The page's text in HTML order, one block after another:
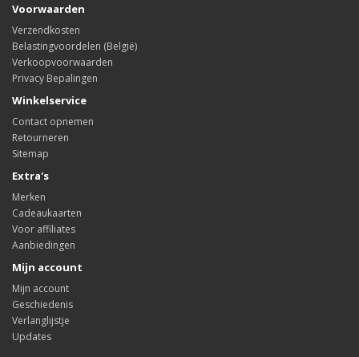
Voorwaarden
Verzendkosten
Belastingvoordelen (België)
Verkoopvoorwaarden
Privacy Bepalingen
Winkelservice
Contact opnemen
Retourneren
Sitemap
Extra's
Merken
Cadeaukaarten
Voor affiliates
Aanbiedingen
Mijn account
Mijn account
Geschiedenis
Verlanglijstje
Updates